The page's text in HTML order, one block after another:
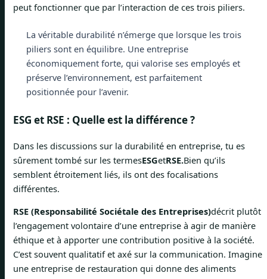
peut fonctionner que par l’interaction de ces trois piliers.
La véritable durabilité n’émerge que lorsque les trois
piliers sont en équilibre. Une entreprise
économiquement forte, qui valorise ses employés et
préserve l’environnement, est parfaitement
positionnée pour l’avenir.
ESG et RSE : Quelle est la différence ?
Dans les discussions sur la durabilité en entreprise, tu es
sûrement tombé sur les termesESGetRSE.Bien qu’ils
semblent étroitement liés, ils ont des focalisations
différentes.
RSE (Responsabilité Sociétale des Entreprises)décrit plutôt
l’engagement volontaire d’une entreprise à agir de manière
éthique et à apporter une contribution positive à la société.
C’est souvent qualitatif et axé sur la communication. Imagine
une entreprise de restauration qui donne des aliments